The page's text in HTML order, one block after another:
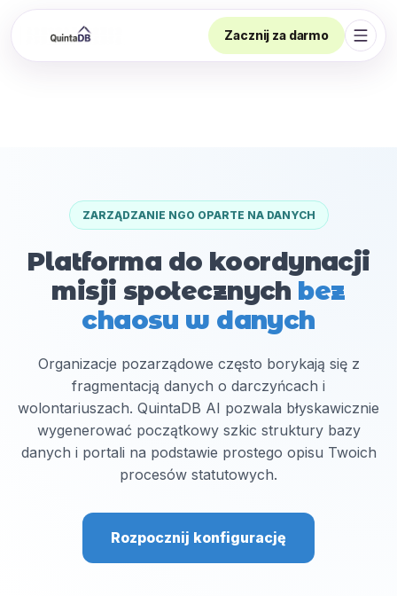
Zacznij za darmo
ZARZĄDZANIE NGO OPARTE NA DANYCH
Platforma do koordynacji
misji społecznych bez
chaosu w danych
Organizacje pozarządowe często borykają się z
fragmentacją danych o darczyńcach i
wolontariuszach. QuintaDB AI pozwala błyskawicznie
wygenerować początkowy szkic struktury bazy
danych i portali na podstawie prostego opisu Twoich
procesów statutowych.
Rozpocznij konfigurację